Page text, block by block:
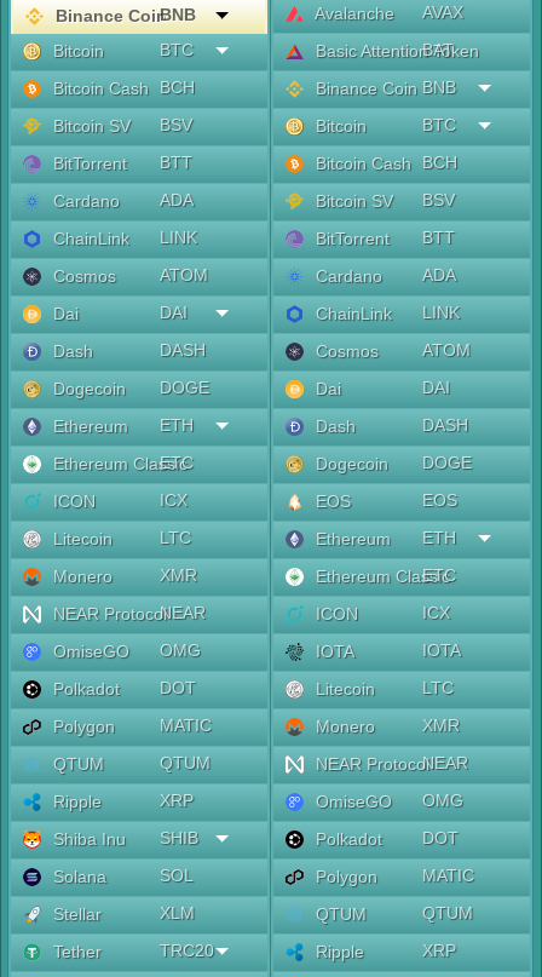
Binance CoinBNB
Bitcoin
BTC
Bitcoin Cash
BCH
Bitcoin SV
BSV
BitTorrent
BTT
Cardano
ADA
ChainLink
LINK
Cosmos
ATOM
Dai
DAI
Dash
DASH
Dogecoin
DOGE
Ethereum
ETH
Ethereum Classic
ETC
ICON
ICX
Litecoin
LTC
Monero
XMR
NEAR ProtocolNEAR
OmiseGO
OMG
Polkadot
DOT
Polygon
MATIC
QTUM
QTUM
Ripple
XRP
Shiba Inu
SHIB
Solana
SOL
Stellar
XLM
Tether
TRC20
Avalanche
AVAX
Basic Attention Token
BAT
Binance Coin BNB
Bitcoin
BTC
Bitcoin Cash
BCH
Bitcoin SV
BSV
BitTorrent
BTT
Cardano
ADA
ChainLink
LINK
Cosmos
ATOM
Dai
DAI
Dash
DASH
Dogecoin
DOGE
EOS
EOS
Ethereum
ETH
Ethereum Classic
ETC
ICON
ICX
IOTA
IOTA
Litecoin
LTC
Monero
XMR
NEAR ProtocolNEAR
OmiseGO
OMG
Polkadot
DOT
Polygon
MATIC
QTUM
QTUM
Ripple
XRP